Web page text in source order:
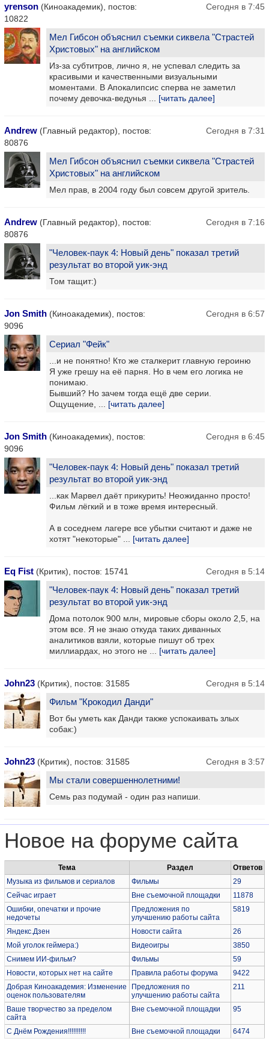
yrenson (Киноакадемик), постов:
10822
Сегодня в 7:45
Мел Гибсон объяснил съемки сиквела "Страстей
Христовых" на английском
Из-за субтитров, лично я, не успевал следить за
красивыми и качественными визуальными
моментами. В Апокалипсис сперва не заметил
почему девочка-ведунья ... [читать далее]
Andrew (Главный редактор), постов:
80876
Сегодня в 7:31
Мел Гибсон объяснил съемки сиквела "Страстей
Христовых" на английском
Мел прав, в 2004 году был совсем другой зритель.
Andrew (Главный редактор), постов:
80876
Сегодня в 7:16
"Человек-паук 4: Новый день" показал третий
результат во второй уик-энд
Том тащит:)
Jon Smith (Киноакадемик), постов:
9096
Сегодня в 6:57
Сериал "Фейк"
...и не понятно! Кто же сталкерит главную героиню
Я уже грешу на её парня. Но в чем его логика не
понимаю.
Бывший? Но зачем тогда ещё две серии.
Ощущение, ... [читать далее]
Jon Smith (Киноакадемик), постов:
9096
Сегодня в 6:45
"Человек-паук 4: Новый день" показал третий
результат во второй уик-энд
...как Марвел даёт прикурить! Неожиданно просто!
Фильм лёгкий и в тоже время интересный.
А в соседнем лагере все убытки считают и даже не
хотят "некоторые" ... [читать далее]
Eq Fist (Критик), постов: 15741 Сегодня в 5:14
"Человек-паук 4: Новый день" показал третий
результат во второй уик-энд
Дома потолок 900 млн, мировые сборы около 2,5, на
этом все. Я не знаю откуда таких диванных
аналитиков взяли, которые пишут об трех
миллиардах, но этого не ... [читать далее]
John23 (Критик), постов: 31585 Сегодня в 5:14
Фильм "Крокодил Данди"
Вот бы уметь как Данди также успокаивать злых
собак:)
John23 (Критик), постов: 31585 Сегодня в 3:57
Мы стали совершеннолетними!
Семь раз подумай - один раз напиши.
Новое на форуме сайта
Тема Раздел
Ответов
Музыка из фильмов и сериалов
Фильмы
29
Сейчас играет
Вне съемочной площадки
11878
Ошибки, опечатки и прочие
недочеты
Предложения по
улучшению работы сайта
5819
Яндекс.Дзен Новости сайта
26
Мой уголок геймера:)
Видеоигры
3850
Снимем ИИ-фильм?
Фильмы
59
Новости, которых нет на сайте
Правила работы форума
9422
Добрая Киноакадемия: Изменение
оценок пользователям
Предложения по
улучшению работы сайта
211
Ваше творчество за пределом
сайта
Вне съемочной площадки 95
С Днём Рождения!!!!!!!!!! Вне съемочной площадки 6474